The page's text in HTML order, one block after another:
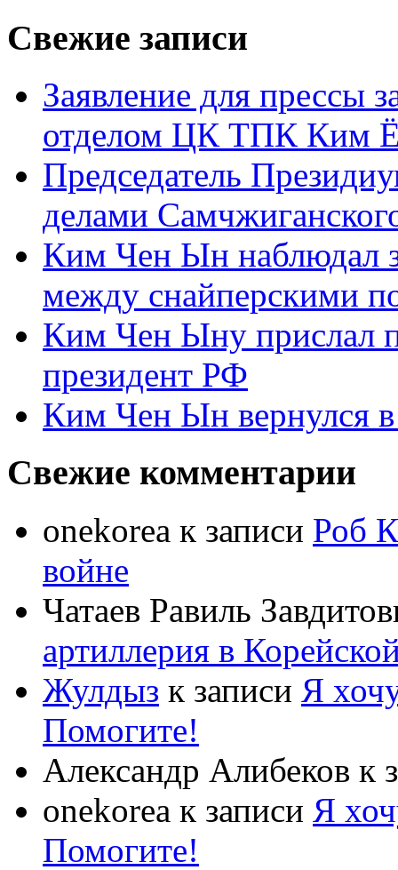
Свежие записи
Заявление для прессы
отделом ЦК ТПК Ким
Председатель
делами
Ким Чен Ын наблюдал
между снайперскими
Ким Чен Ыну прислал
президент РФ
Ким Чен Ын вернулся
Свежие комментарии
onekorea к записи Роб
войне
Чатаев Равиль
артиллерия в
Жулдыз к записи Я
Помогите!
Александр Алибеков к
onekorea к записи Я
Помогите!